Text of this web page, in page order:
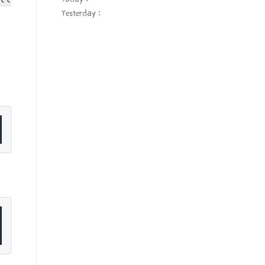
Yesterday :